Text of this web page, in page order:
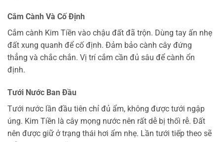
Cắm Cành Và Cố Định
Cắm cành Kim Tiền vào chậu đất đã trộn. Dùng tay ấn nhẹ
đất xung quanh để cố định. Đảm bảo cành cây đứng
thẳng và chắc chắn. Vị trí cắm cần đủ sâu để cành ổn
định.
Tưới Nước Ban Đầu
Tưới nước lần đầu tiên chỉ đủ ẩm, không được tưới ngập
úng. Kim Tiền là cây mọng nước nên rất dễ bị thối rễ. Đất
nên được giữ ở trạng thái hơi ẩm nhẹ. Lần tưới tiếp theo sẽ